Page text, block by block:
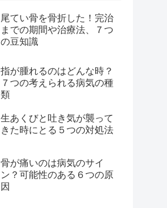
尾てい骨を骨折した！完治
までの期間や治療法、７つ
の豆知識
指が腫れるのはどんな時？
７つの考えられる病気の種
類
生あくびと吐き気が襲って
きた時にとる５つの対処法
骨が痛いのは病気のサイ
ン？可能性のある６つの原
因